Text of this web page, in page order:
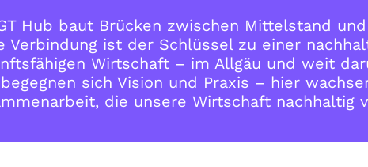
Hub baut Brücken zwischen Mittelstand
Verbindung ist der Schlüssel zu einer
Wirtschaft – im Allgäu und weit
sich Vision und Praxis – hier
die unsere Wirtschaft nachhaltig